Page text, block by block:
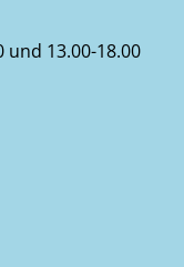
und 13.00-18.00